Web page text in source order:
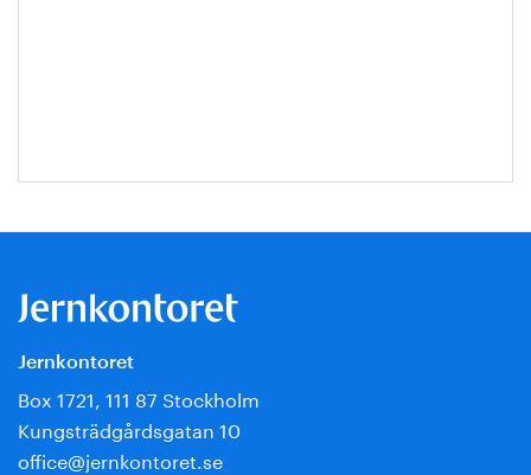
Jernkontoret
Box 1721, 111 87 Stockholm
Kungsträdgårdsgatan 10
office@jernkontoret.se